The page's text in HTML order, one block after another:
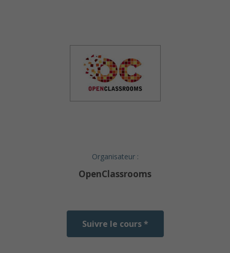
Organisateur :
OpenClassrooms
Suivre le cours *